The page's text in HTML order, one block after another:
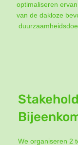
optimaliseren
van de dakloze
We organiseren 2